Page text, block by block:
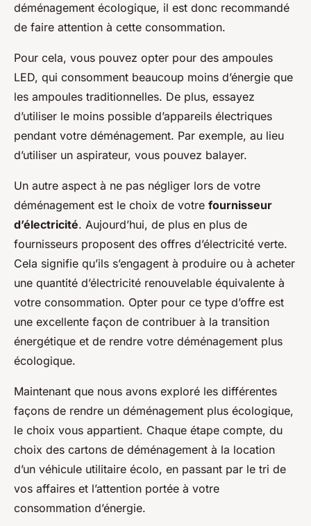
déménagement écologique, il est donc recommandé
de faire attention à cette consommation.
Pour cela, vous pouvez opter pour des ampoules
LED, qui consomment beaucoup moins d’énergie que
les ampoules traditionnelles. De plus, essayez
d’utiliser le moins possible d’appareils électriques
pendant votre déménagement. Par exemple, au lieu
d’utiliser un aspirateur, vous pouvez balayer.
Un autre aspect à ne pas négliger lors de votre
déménagement est le choix de votre fournisseur
d’électricité. Aujourd’hui, de plus en plus de
fournisseurs proposent des offres d’électricité verte.
Cela signifie qu’ils s’engagent à produire ou à acheter
une quantité d’électricité renouvelable équivalente à
votre consommation. Opter pour ce type d’offre est
une excellente façon de contribuer à la transition
énergétique et de rendre votre déménagement plus
écologique.
Maintenant que nous avons exploré les différentes
façons de rendre un déménagement plus écologique,
le choix vous appartient. Chaque étape compte, du
choix des cartons de déménagement à la location
d’un véhicule utilitaire écolo, en passant par le tri de
vos affaires et l’attention portée à votre
consommation d’énergie.